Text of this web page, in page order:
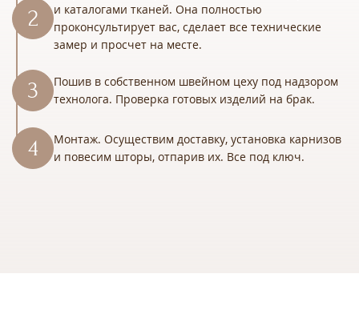
и каталогами тканей. Она полностью
проконсультирует вас, сделает все технические
замер и просчет на месте.
Пошив в собственном швейном цеху под надзором
технолога. Проверка готовых изделий на брак.
Монтаж. Осуществим доставку, установка карнизов
и повесим шторы, отпарив их. Все под ключ.